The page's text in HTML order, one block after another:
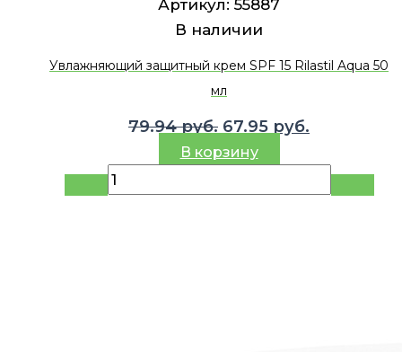
Артикул: 55887
В наличии
Увлажняющий защитный крем SPF 15 Rilastil Aqua 50
мл
79.94руб. Первоначальная
цена
79.94 руб..
67.95 руб.
67.95 руб..
В корзину